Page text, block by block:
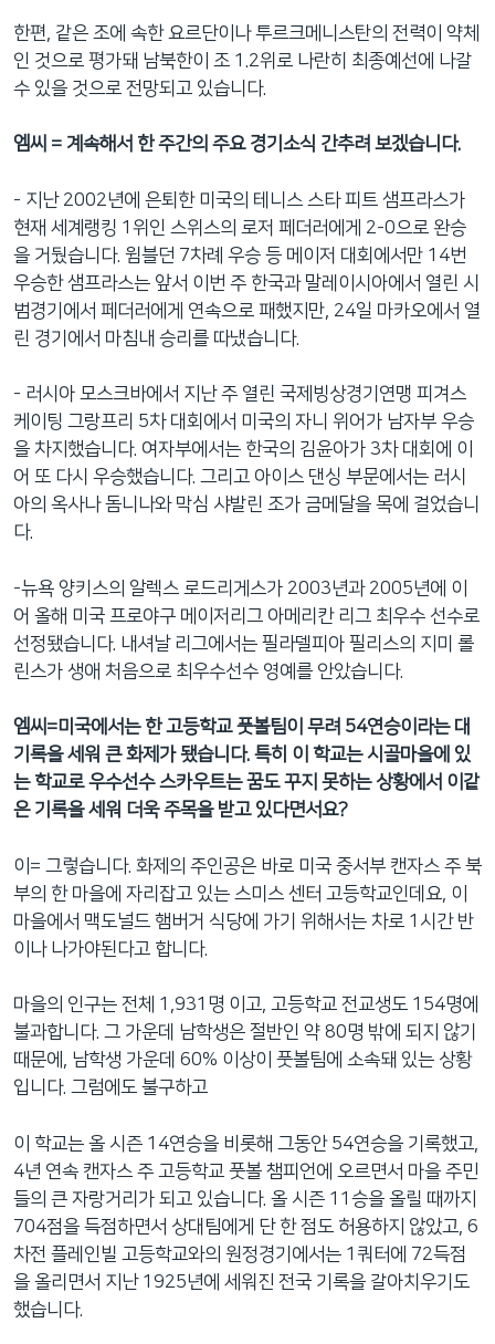
한편, 같은 조에 속한 요르단이나 투르크메니스탄의 전력이 약체
인 것으로 평가돼 남북한이 조 1.2위로 나란히 최종예선에 나갈
수 있을 것으로 전망되고 있습니다.
엠씨 = 계속해서 한 주간의 주요 경기소식 간추려 보겠습니다.
- 지난 2002년에 은퇴한 미국의 테니스 스타 피트 샘프라스가
현재 세계랭킹 1위인 스위스의 로저 페더러에게 2-0으로 완승
을 거뒀습니다. 윔블던 7차례 우승 등 메이저 대회에서만 14번
우승한 샘프라스는 앞서 이번 주 한국과 말레이시아에서 열린 시
범경기에서 페더러에게 연속으로 패했지만, 24일 마카오에서 열
린 경기에서 마침내 승리를 따냈습니다.
- 러시아 모스크바에서 지난 주 열린 국제빙상경기연맹 피겨스
케이팅 그랑프리 5차 대회에서 미국의 자니 위어가 남자부 우승
을 차지했습니다. 여자부에서는 한국의 김윤아가 3차 대회에 이
어 또 다시 우승했습니다. 그리고 아이스 댄싱 부문에서는 러시
아의 옥사나 돔니나와 막심 샤발린 조가 금메달을 목에 걸었습니
다.
-뉴욕 양키스의 알렉스 로드리게스가 2003년과 2005년에 이
어 올해 미국 프로야구 메이저리그 아메리칸 리그 최우수 선수로
선정됐습니다. 내셔날 리그에서는 필라델피아 필리스의 지미 롤
린스가 생애 처음으로 최우수선수 영예를 안았습니다.
엠씨=미국에서는 한 고등학교 풋볼팀이 무려 54연승이라는 대
기록을 세워 큰 화제가 됐습니다. 특히 이 학교는 시골마을에 있
는 학교로 우수선수 스카우트는 꿈도 꾸지 못하는 상황에서 이같
은 기록을 세워 더욱 주목을 받고 있다면서요?
이= 그렇습니다. 화제의 주인공은 바로 미국 중서부 캔자스 주 북
부의 한 마을에 자리잡고 있는 스미스 센터 고등학교인데요, 이
마을에서 맥도널드 햄버거 식당에 가기 위해서는 차로 1시간 반
이나 나가야된다고 합니다.
마을의 인구는 전체 1,931명 이고, 고등학교 전교생도 154명에
불과합니다. 그 가운데 남학생은 절반인 약 80명 밖에 되지 않기
때문에, 남학생 가운데 60% 이상이 풋볼팀에 소속돼 있는 상황
입니다. 그럼에도 불구하고
이 학교는 올 시즌 14연승을 비롯해 그동안 54연승을 기록했고,
4년 연속 캔자스 주 고등학교 풋볼 챔피언에 오르면서 마을 주민
들의 큰 자랑거리가 되고 있습니다. 올 시즌 11승을 올릴 때까지
704점을 득점하면서 상대팀에게 단 한 점도 허용하지 않았고, 6
차전 플레인빌 고등학교와의 원정경기에서는 1쿼터에 72득점
을 올리면서 지난 1925년에 세워진 전국 기록을 갈아치우기도
했습니다.